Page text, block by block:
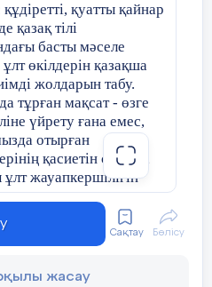
қуатты қайнар
қазақ тілі
басты мәселе
өкілдерін қазақша
жолдарын табу.
тұрған мақсат - өзге
үйрету ғана емес,
отырған
қасиетін сезініп,
жауапкершілігін
– дәстүрімен
тілді жетік
өз елінің ірге тасын
бола алады.
алдымызға дербес
Сақтау Бөлісу
жасау